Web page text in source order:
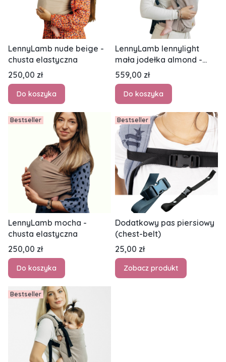
LennyLamb nude beige -
chusta elastyczna
Cena
250,00 zł
Do koszyka
LennyLamb lennylight
mała jodełka almond -
nosidło klamrowe
regulowane
Cena
559,00 zł
Do koszyka
Bestseller
LennyLamb mocha -
chusta elastyczna
Cena
250,00 zł
Do koszyka
Bestseller
Dodatkowy pas piersiowy
(chest-belt)
Cena
25,00 zł
Zobacz produkt
Bestseller